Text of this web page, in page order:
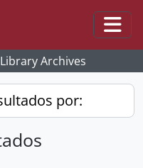
Archives
por: